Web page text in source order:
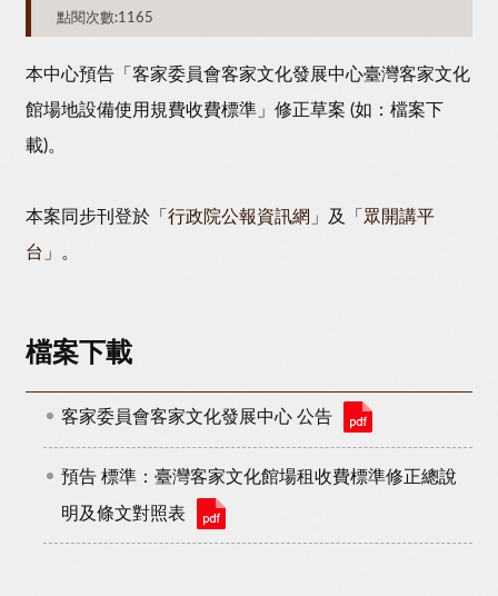
點閱次數:1165
本中心預告「客家委員會客家文化發展中心臺灣客家文化
館場地設備使用規費收費標準」修正草案 (如：檔案下
載)。
本案同步刊登於「 行政院公報資訊網」 及
「眾開講平
台」
。
檔案下載
客家委員會客家文化發展中心 公告
預告 標準：臺灣客家文化館場租收費標準修正總說
明及條文對照表